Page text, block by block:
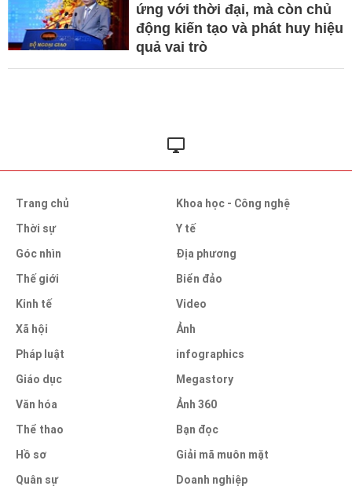
ứng với thời đại, mà còn chủ
động kiến tạo và phát huy hiệu
quả vai trò
Trang chủ
Thời sự
Góc nhìn
Thế giới
Kinh tế
Xã hội
Pháp luật
Giáo dục
Văn hóa
Thể thao
Hồ sơ
Quân sự
Khoa học - Công nghệ
Y tế
Địa phương
Biển đảo
Video
Ảnh
infographics
Megastory
Ảnh 360
Bạn đọc
Giải mã muôn mặt
Doanh nghiệp